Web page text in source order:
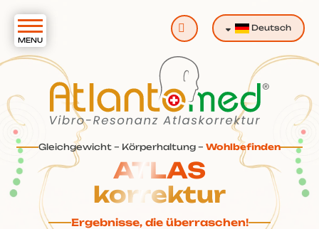
Gleichgewicht – Körperhaltung – Wohlbefinden
ATLAS
korrektur
Ergebnisse, die überraschen!
Suchen Deutsch